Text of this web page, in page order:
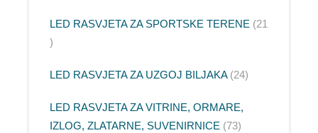
LED RASVJETA ZA SPORTSKE TERENE 21
LED RASVJETA ZA UZGOJ BILJAKA 24
LED RASVJETA ZA VITRINE, ORMARE,
IZLOG, ZLATARNE, SUVENIRNICE
73